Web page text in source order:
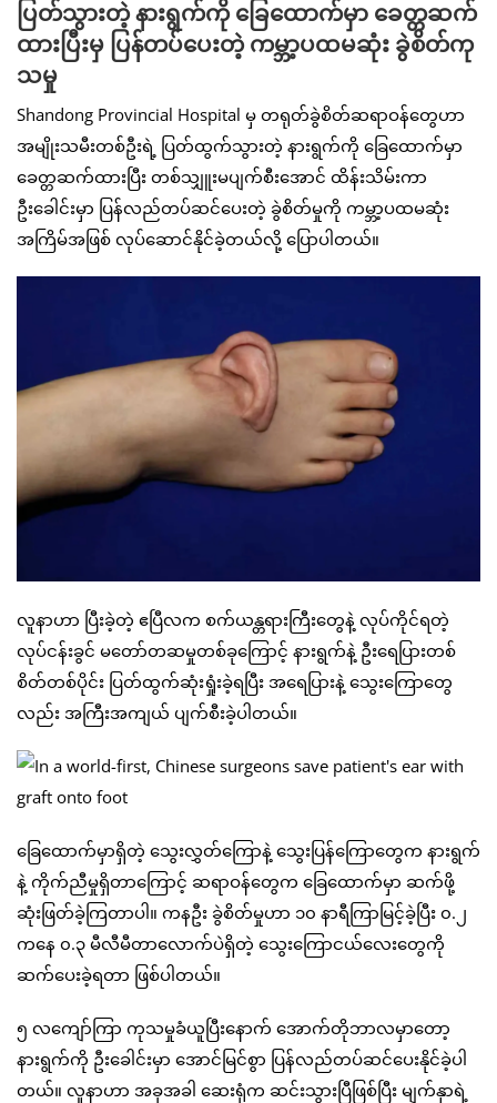
ပြတ်သွားတဲ့ နားရွက်ကို ခြေထောက်မှာ ခေတ္တဆက်
ထားပြီးမှ ပြန်တပ်ပေးတဲ့ ကမ္ဘာ့ပထမဆုံး ခွဲစိတ်ကု
သမှု
Shandong Provincial Hospital မှ တရုတ်ခွဲစိတ်ဆရာဝန်တွေဟာ
အမျိုးသမီးတစ်ဦးရဲ့ ပြတ်ထွက်သွားတဲ့ နားရွက်ကို ခြေထောက်မှာ
ခေတ္တဆက်ထားပြီး တစ်သျှူးမပျက်စီးအောင် ထိန်းသိမ်းကာ
ဦးခေါင်းမှာ ပြန်လည်တပ်ဆင်ပေးတဲ့ ခွဲစိတ်မှုကို ကမ္ဘာ့ပထမဆုံး
အကြိမ်အဖြစ် လုပ်ဆောင်နိုင်ခဲ့တယ်လို့ ပြောပါတယ်။
လူနာဟာ ပြီးခဲ့တဲ့ ဧပြီလက စက်ယန္တရားကြီးတွေနဲ့ လုပ်ကိုင်ရတဲ့
လုပ်ငန်းခွင် မတော်တဆမှုတစ်ခုကြောင့် နားရွက်နဲ့ ဦးရေပြားတစ်
စိတ်တစ်ပိုင်း ပြတ်ထွက်ဆုံးရှုံးခဲ့ရပြီး အရေပြားနဲ့ သွေးကြောတွေ
လည်း အကြီးအကျယ် ပျက်စီးခဲ့ပါတယ်။
ခြေထောက်မှာရှိတဲ့ သွေးလွှတ်ကြောနဲ့ သွေးပြန်ကြောတွေက နားရွက်
နဲ့ ကိုက်ညီမှုရှိတာကြောင့် ဆရာဝန်တွေက ခြေထောက်မှာ ဆက်ဖို့
ဆုံးဖြတ်ခဲ့ကြတာပါ။ ကနဦး ခွဲစိတ်မှုဟာ ၁၀ နာရီကြာမြင့်ခဲ့ပြီး ၀.၂
ကနေ ၀.၃ မီလီမီတာလောက်ပဲရှိတဲ့ သွေးကြောငယ်လေးတွေကို
ဆက်ပေးခဲ့ရတာ ဖြစ်ပါတယ်။
၅ လကျော်ကြာ ကုသမှုခံယူပြီးနောက် အောက်တိုဘာလမှာတော့
နားရွက်ကို ဦးခေါင်းမှာ အောင်မြင်စွာ ပြန်လည်တပ်ဆင်ပေးနိုင်ခဲ့ပါ
တယ်။ လူနာဟာ အခုအခါ ဆေးရုံက ဆင်းသွားပြီဖြစ်ပြီး မျက်နှာရဲ့